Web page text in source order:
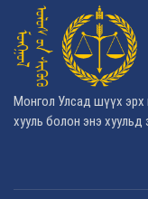
Монгол Улсад шүүх эрх
хууль болон энэ